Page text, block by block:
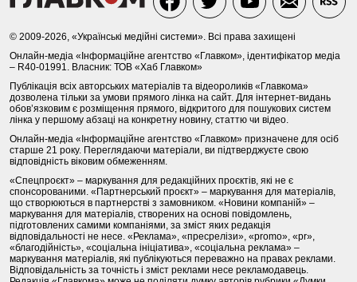
© 2009-2026, «Українські медійні системи». Всі права захищені
Онлайн-медіа «Інформаційне агентство «Главком», ідентифікатор медіа
– R40-01991. Власник: ТОВ «Хаб Главком»
Публікація всіх авторських матеріалів та відеороликів «Главкома»
дозволена тільки за умови прямого лінка на сайт. Для інтернет-видань
обов’язковим є розміщення прямого, відкритого для пошукових систем
лінка у першому абзаці на конкретну новину, статтю чи відео.
Онлайн-медіа «Інформаційне агентство «Главком» призначене для осіб
старше 21 року. Переглядаючи матеріали, ви підтверджуєте свою
відповідність віковим обмеженням.
«Спецпроєкт» – маркування для редакційних проєктів, які не є
спонсорованими. «Партнерський проєкт» – маркування для матеріалів,
що створюються в партнерстві з замовником. «Новини компаній» –
маркування для матеріалів, створених на основі повідомлень,
підготовлених самими компаніями, за зміст яких редакція
відповідальності не несе. «Реклама», «пресрелізи», «promo», «pr»,
«благодійність», «соціальна ініціатива», «соціальна реклама» –
маркування матеріалів, які публікуються переважно на правах реклами.
Відповідальність за точність і зміст реклами несе рекламодавець.